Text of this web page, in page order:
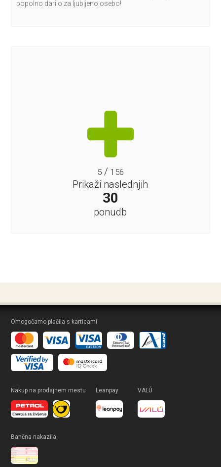
popolno darilo za ljubljeno osebo!
5/ 156
Prikaži naslednjih
30
ponudb
Omogočamo plačila s karticami
Nakup na prodajnem mestu Leanpay VALÚ
Bančna nakazila